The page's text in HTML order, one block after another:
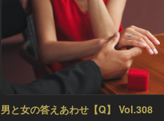
男と女の答えあわせ【Q】 Vol.308